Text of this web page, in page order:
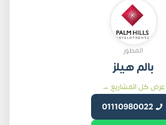
المطور
بالم هيلز
عرض كل المشاريع →
01110980022